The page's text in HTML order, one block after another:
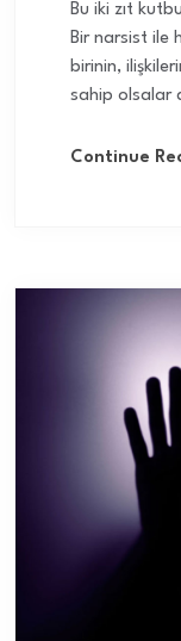
Bu iki zıt
Bir narsist ile
birinin,
sahip olsalar
Continue